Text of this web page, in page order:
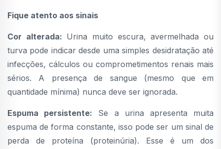
Fique atento aos sinais
Cor alterada: Urina muito escura, avermelhada ou
turva pode indicar desde uma simples desidratação até
infecções, cálculos ou comprometimentos renais mais
sérios. A presença de sangue (mesmo que em
quantidade mínima) nunca deve ser ignorada.
Espuma persistente: Se a urina apresenta muita
espuma de forma constante, isso pode ser um sinal de
perda de proteína (proteinúria). Esse é um dos